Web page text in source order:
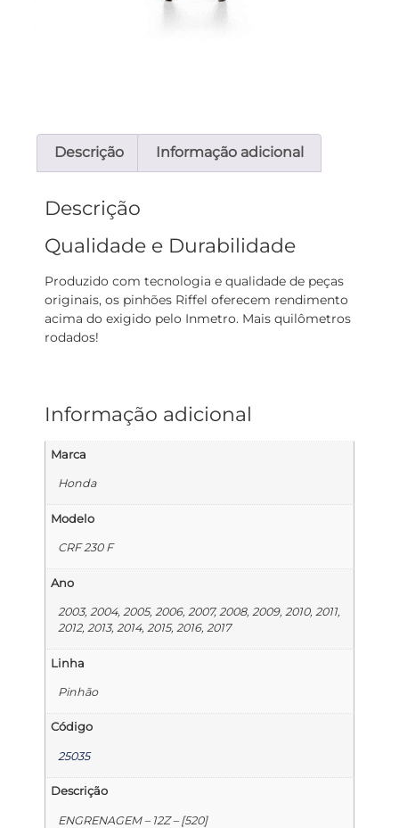
Descrição Informação adicional
Descrição
Qualidade e Durabilidade
Produzido com tecnologia e qualidade de peças
originais, os pinhões Riffel oferecem rendimento
acima do exigido pelo Inmetro. Mais quilômetros
rodados!
Informação adicional
Marca
Honda
Modelo
CRF 230 F
Ano
2003, 2004, 2005, 2006, 2007, 2008, 2009, 2010, 2011,
2012, 2013, 2014, 2015, 2016, 2017
Linha
Pinhão
Código
25035
Descrição
ENGRENAGEM – 12Z – [520]